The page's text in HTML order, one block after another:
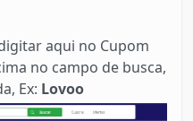
aqui no Cupom
no campo de busca,
Ex: Lovoo